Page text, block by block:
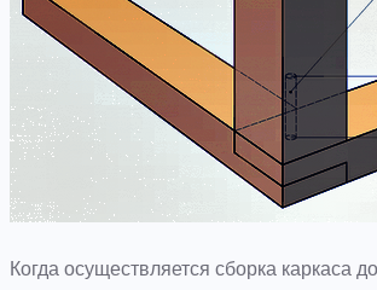
Когда осуществляется сборка каркаса